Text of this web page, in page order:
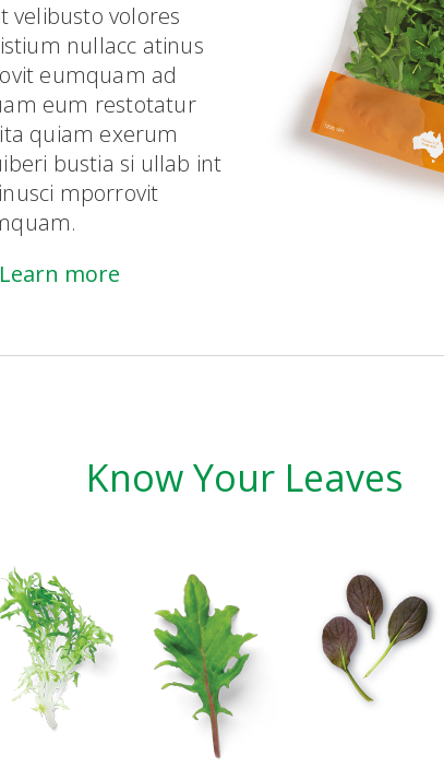
velibusto volores
nullacc atinus
eumquam ad
eum restotatur
quiam exerum
bustia si ullab int
mporrovit
Learn more
Know Your Leaves